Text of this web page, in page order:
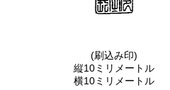
(刷込み印)
縦10ミリメートル
横10ミリメートル